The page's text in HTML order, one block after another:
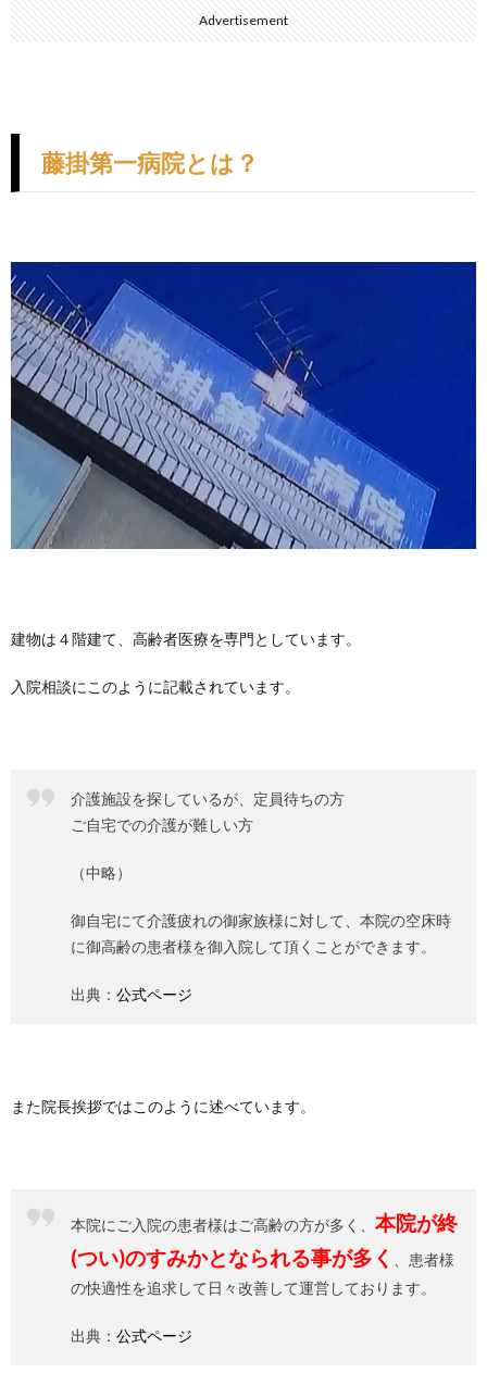
Advertisement
藤掛第一病院とは？
建物は４階建て、高齢者医療を専門としています。
入院相談にこのように記載されています。
介護施設を探しているが、定員待ちの方
ご自宅での介護が難しい方
（中略）
御自宅にて介護疲れの御家族様に対して、本院の空床時
に御高齢の患者様を御入院して頂くことができます。
出典： 公式ページ
また院長挨拶ではこのように述べています。
本院にご入院の患者様はご高齢の方が多く、 本院が終
(つい)のすみかとなられる事が多く
、患者様
の快適性を追求して日々改善して運営しております。
出典： 公式ページ